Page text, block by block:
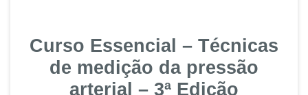
Curso Essencial – Técnicas
de medição da pressão
arterial – 3ª Edição